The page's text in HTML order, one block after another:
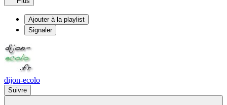
Ajouter à la playlist
Signaler
dijon-ecolo
Suivre